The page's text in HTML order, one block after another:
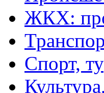
ЖКХ:
Спорт,